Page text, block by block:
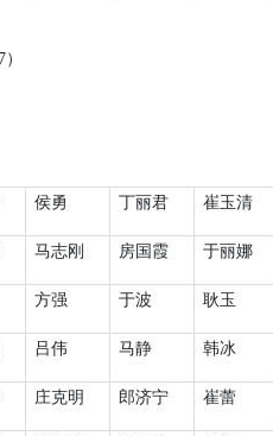
）
侯勇 丁丽君 崔玉清
马志刚 房国霞 于丽娜
方强 于波 耿玉
吕伟 马静 韩冰
庄克明 郎济宁 崔蕾